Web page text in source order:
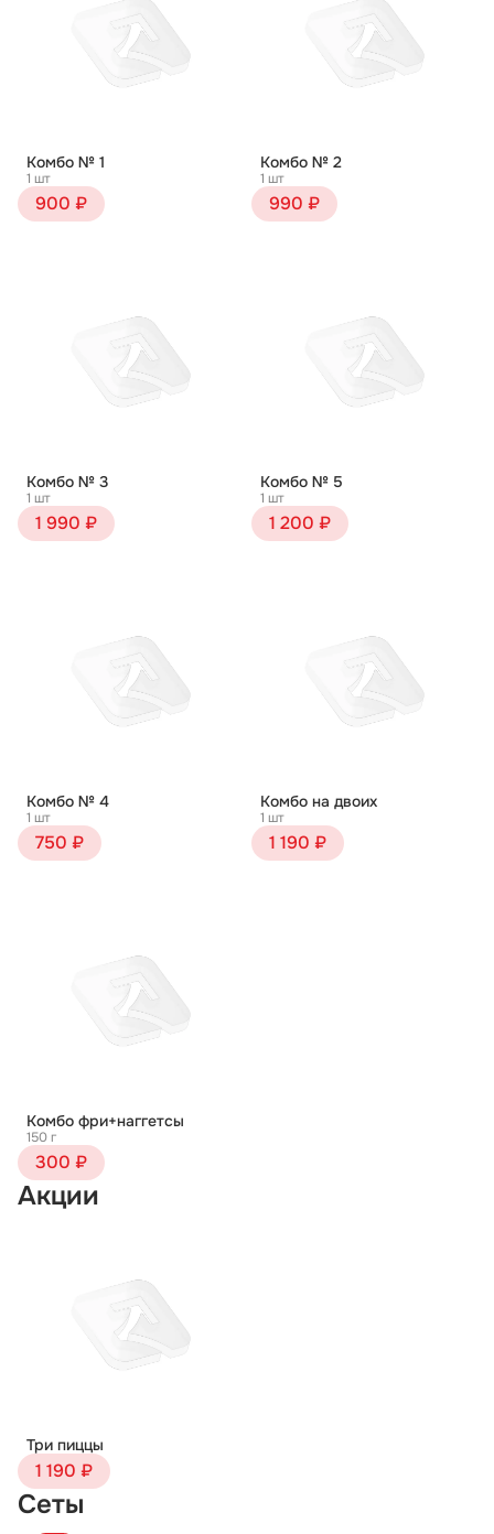
Комбо № 1
1 шт
900 ₽
Комбо № 2
1 шт
990 ₽
Комбо № 3
1 шт
1 990 ₽
Комбо № 5
1 шт
1 200 ₽
Комбо № 4
1 шт
750 ₽
Комбо на двоих
1 шт
1 190 ₽
Комбо фри+наггетсы
150 г
300 ₽
Акции
Три пиццы
1 190 ₽
Сеты